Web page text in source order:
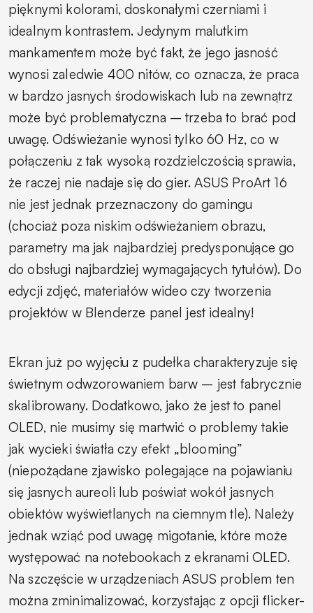
pięknymi kolorami, doskonałymi czerniami i
idealnym kontrastem. Jedynym malutkim
mankamentem może być fakt, że jego jasność
wynosi zaledwie 400 nitów, co oznacza, że praca
w bardzo jasnych środowiskach lub na zewnątrz
może być problematyczna – trzeba to brać pod
uwagę. Odświeżanie wynosi tylko 60 Hz, co w
połączeniu z tak wysoką rozdzielczością sprawia,
że raczej nie nadaje się do gier. ASUS ProArt 16
nie jest jednak przeznaczony do gamingu
(chociaż poza niskim odświeżaniem obrazu,
parametry ma jak najbardziej predysponujące go
do obsługi najbardziej wymagających tytułów). Do
edycji zdjęć, materiałów wideo czy tworzenia
projektów w Blenderze panel jest idealny!
Ekran już po wyjęciu z pudełka charakteryzuje się
świetnym odwzorowaniem barw – jest fabrycznie
skalibrowany. Dodatkowo, jako że jest to panel
OLED, nie musimy się martwić o problemy takie
jak wycieki światła czy efekt „blooming”
(niepożądane zjawisko polegające na pojawianiu
się jasnych aureoli lub poświat wokół jasnych
obiektów wyświetlanych na ciemnym tle). Należy
jednak wziąć pod uwagę migotanie, które może
występować na notebookach z ekranami OLED.
Na szczęście w urządzeniach ASUS problem ten
można zminimalizować, korzystając z opcji flicker-